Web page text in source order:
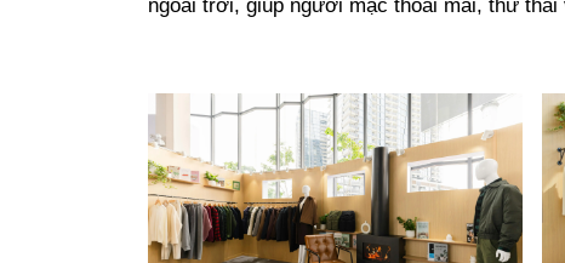
ngoài trời, giúp người mặc thoải mái, thư thái